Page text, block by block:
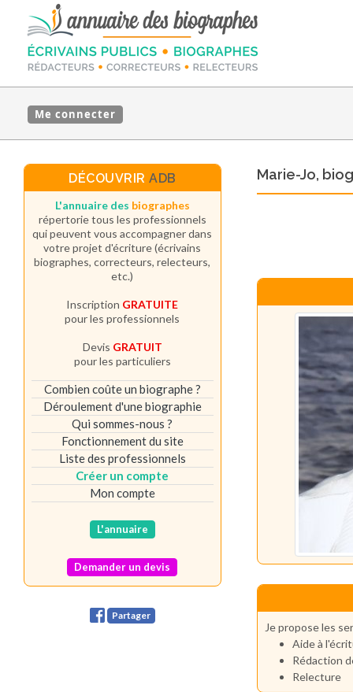
Me connecter
Marie-Jo,
Je propose les
Aide à
Rédaction
Relecture
DÉCOUVRIRADB
L'annuaire des biographes
répertorie tous les professionnels
qui peuvent vous accompagner dans
votre projet d'écriture (écrivains
biographes, correcteurs, relecteurs,
etc.)
Inscription GRATUITE
pour les professionnels
Devis GRATUIT
pour les particuliers
Combien coûte un biographe ?
Déroulement d'une biographie
Qui sommes-nous ?
Fonctionnement du site
Liste des professionnels
Créer un compte
Mon compte
L'annuaire
Demander un devis
Partager